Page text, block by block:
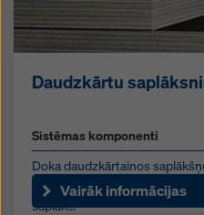
Daudzkārtu
Sistēmas komponenti
Doka daudzkārtainos
veidņu sistēmās. Plašais
saplāk...
Vairāk informācijas